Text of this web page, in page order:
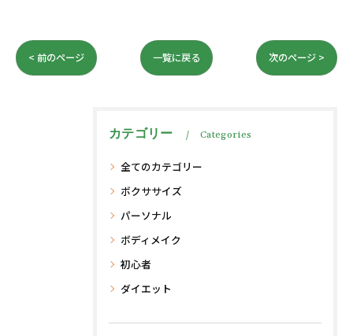
< 前のページ 一覧に戻る 次のページ >
カテゴリー Categories
全てのカテゴリー
ボクササイズ
パーソナル
ボディメイク
初心者
ダイエット